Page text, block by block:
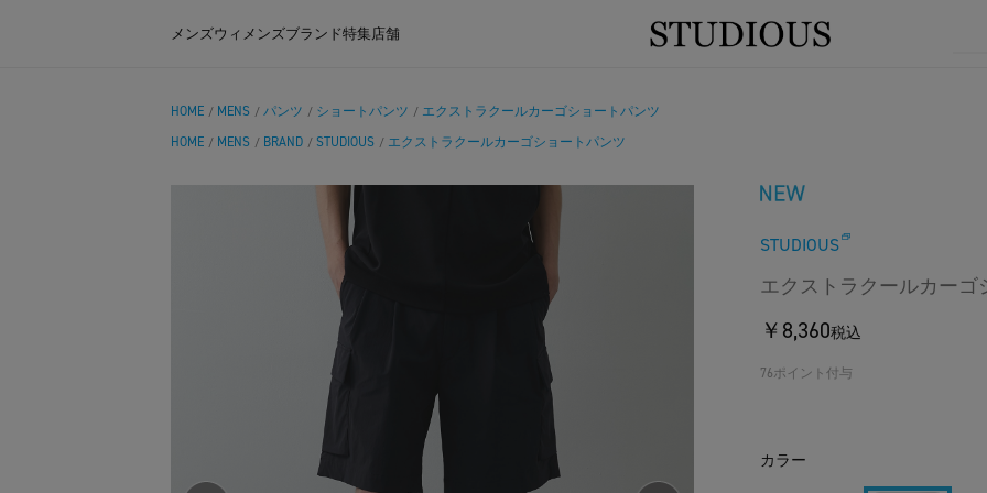
メンズウィメンズブランド特集店舗
HOME / MENS / パンツ / ショートパンツ / エクストラクールカーゴショートパンツ
HOME / MENS / BRAND / STUDIOUS / エクストラクールカーゴショートパンツ
STUDIOUS
エクストラクールカーゴ
￥8,360税込
76ポイント付与
カラー